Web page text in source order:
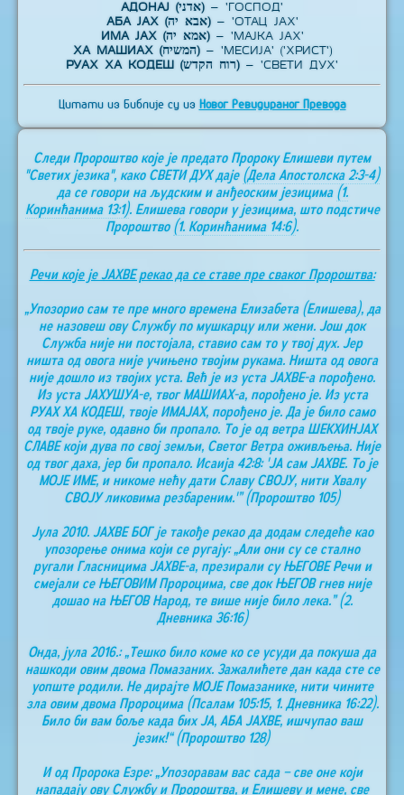
АДОНАЈ (אדני)– 'ГОСПОД'
АБА ЈАХ (אבא יה)– 'ОТАЦ ЈАХ'
ИМА ЈАХ (אמא יה)– 'МАЈКА ЈАХ'
ХА МАШИАХ (המשיח)– 'МЕСИЈА' ('ХРИСТ')
РУАХ ХА КОДЕШ (רוח הקדש)– 'СВЕТИ ДУХ'
Цитати из Библије су из Новог Ревидираног Превода
Следи Пророштво које је предато Пророку Елишеви путем
"Светих језика", како СВЕТИ ДУХ даје (Дела Апостолска 2:3-4)
да се говори на људским и анђеоским језицима (1.
Коринћанима 13:1). Елишева говори у језицима, што подстиче
Пророштво (1. Коринћанима 14:6).
Речи које је ЈАХВЕ рекао да се ставе пре сваког Пророштва:
„Упозорио сам те пре много времена Елизабета (Елишева), да
не назовеш ову Службу по мушкарцу или жени. Још док
Служба није ни постојала, ставио сам то у твој дух. Јер
ништа од овога није учињено твојим рукама. Ништа од овога
није дошло из твојих уста. Већ је из уста ЈАХВЕ-а порођено.
Из уста ЈАХУШУА-е, твог МАШИАХ-а, порођено је. Из уста
РУАХ ХА КОДЕШ, твоје ИМАЈАХ, порођено је. Да је било само
од твоје руке, одавно би пропало. То је од ветра ШЕКХИНЈАХ
СЛАВЕ који дува по свој земљи, Светог Ветра оживљења. Није
од твог даха, јер би пропало. Исаија 42:8: 'ЈА сам ЈАХВЕ. То је
МОЈЕ ИМЕ, и никоме нећу дати Славу СВОЈУ, нити Хвалу
СВОЈУ ликовима резбареним.'” (Пророштво 105)
Јула 2010. ЈАХВЕ БОГ је такође рекао да додам следеће као
упозорење онима који се ругају: „Али они су се стално
ругали Гласницима ЈАХВЕ-а, презирали су ЊЕГОВЕ Речи и
смејали се ЊЕГОВИМ Пророцима, све док ЊЕГОВ гнев није
дошао на ЊЕГОВ Народ, те више није било лека.” (2.
Дневника 36:16)
Онда, јула 2016.: „Тешко било коме ко се усуди да покуша да
нашкоди овим двома Помазаних. Зажалићете дан када сте се
уопште родили. Не дирајте МОЈЕ Помазанике, нити чините
зла овим двома Пророцима (Псалам 105:15, 1. Дневника 16:22).
Било би вам боље када бих ЈА, АБА ЈАХВЕ, ишчупао ваш
језик!“ (Пророштво 128)
И од Пророка Езре: „Упозоравам вас сада – све оне који
нападају ову Службу и Пророштва, и Елишеву и мене, све